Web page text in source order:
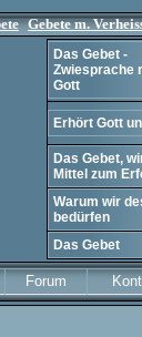
Gebete m.
Das Gebet -
Zwiesprache
Gott
Erhört Gott
Das Gebet,
Mittel zum
Warum wir
bedürfen
Das Gebet
Forum